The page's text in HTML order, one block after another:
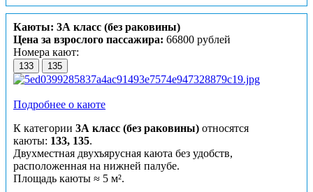
Каюты: 3А класс (без раковины)
Цена за взрослого пассажира: 66800 рублей
Номера кают:
133 135
Подробнее о каюте
К категории 3А класс (без раковины) относятся
каюты: 133, 135.
Двухместная двухъярусная каюта без удобств,
расположенная на нижней палубе.
Площадь каюты ≈ 5 м².